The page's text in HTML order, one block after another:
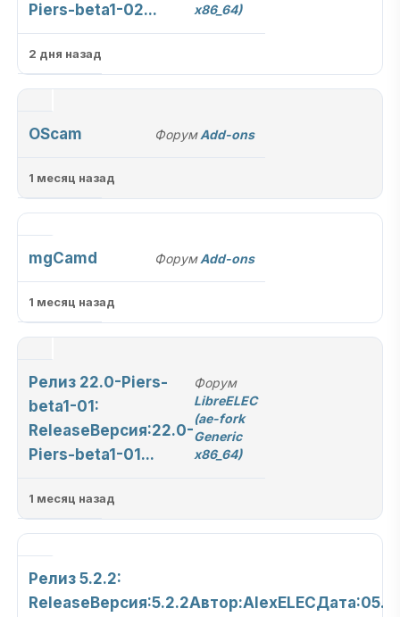
Piers-beta1-02...
x86_64)
2 дня назад
OScam Форум Add-ons
1 месяц назад
mgCamd Форум Add-ons
1 месяц назад
Релиз 22.0-Piers-
beta1-01:
ReleaseВерсия:22.0-
Piers-beta1-01...
Форум
LibreELEC
(ae-fork
Generic
x86_64)
1 месяц назад
Релиз 5.2.2: